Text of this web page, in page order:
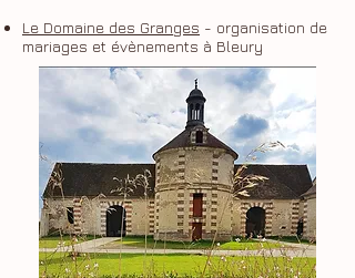
Le Domaine des Granges - organisation de
mariages et évènements à Bleury